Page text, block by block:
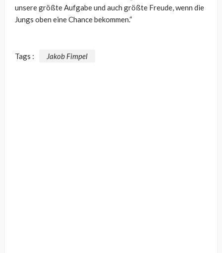
unsere größte Aufgabe und auch größte Freude, wenn die
Jungs oben eine Chance bekommen.“
Tags : Jakob Fimpel